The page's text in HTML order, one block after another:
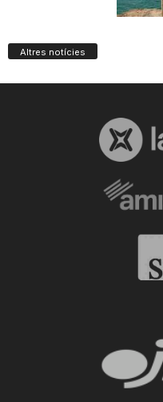
Altres notícies